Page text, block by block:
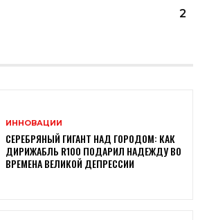
2
ИННОВАЦИИ
СЕРЕБРЯНЫЙ ГИГАНТ НАД ГОРОДОМ: КАК
ДИРИЖАБЛЬ R100 ПОДАРИЛ НАДЕЖДУ ВО
ВРЕМЕНА ВЕЛИКОЙ ДЕПРЕССИИ